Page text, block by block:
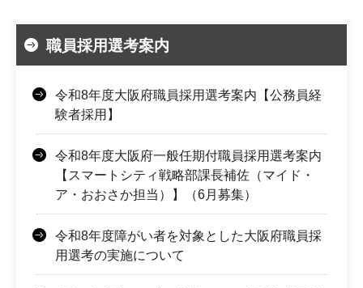
職員採用選考案内
令和8年度大阪府職員採用選考案内【公務員経
験者採用】
令和8年度大阪府一般任期付職員採用選考案内
【スマートシティ戦略部課長補佐（マイド・
ア・おおさか担当）】（6月募集）
令和8年度障がい者を対象とした大阪府職員採
用選考の実施について